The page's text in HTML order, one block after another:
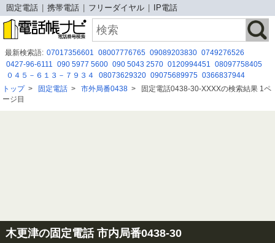
固定電話 携帯電話 フリーダイヤル IP電話
最新検索語: 07017356601 08007776765 09089203830 0749276526
0427-96-6111
090 5977 5600 090 5043 2570 0120994451
08097758405
０４５－６１３－７９３４
08073629320 09075689975 0366837944
05017828901
05031207874 0429789724 050-5291-5353
０７０１４３２５３０７
トップ> 固定電話 > 市外局番0438 > 固定電話0438-30-XXXXの検索結果 1ペ
ージ目
木更津の固定電話 市内局番0438-30